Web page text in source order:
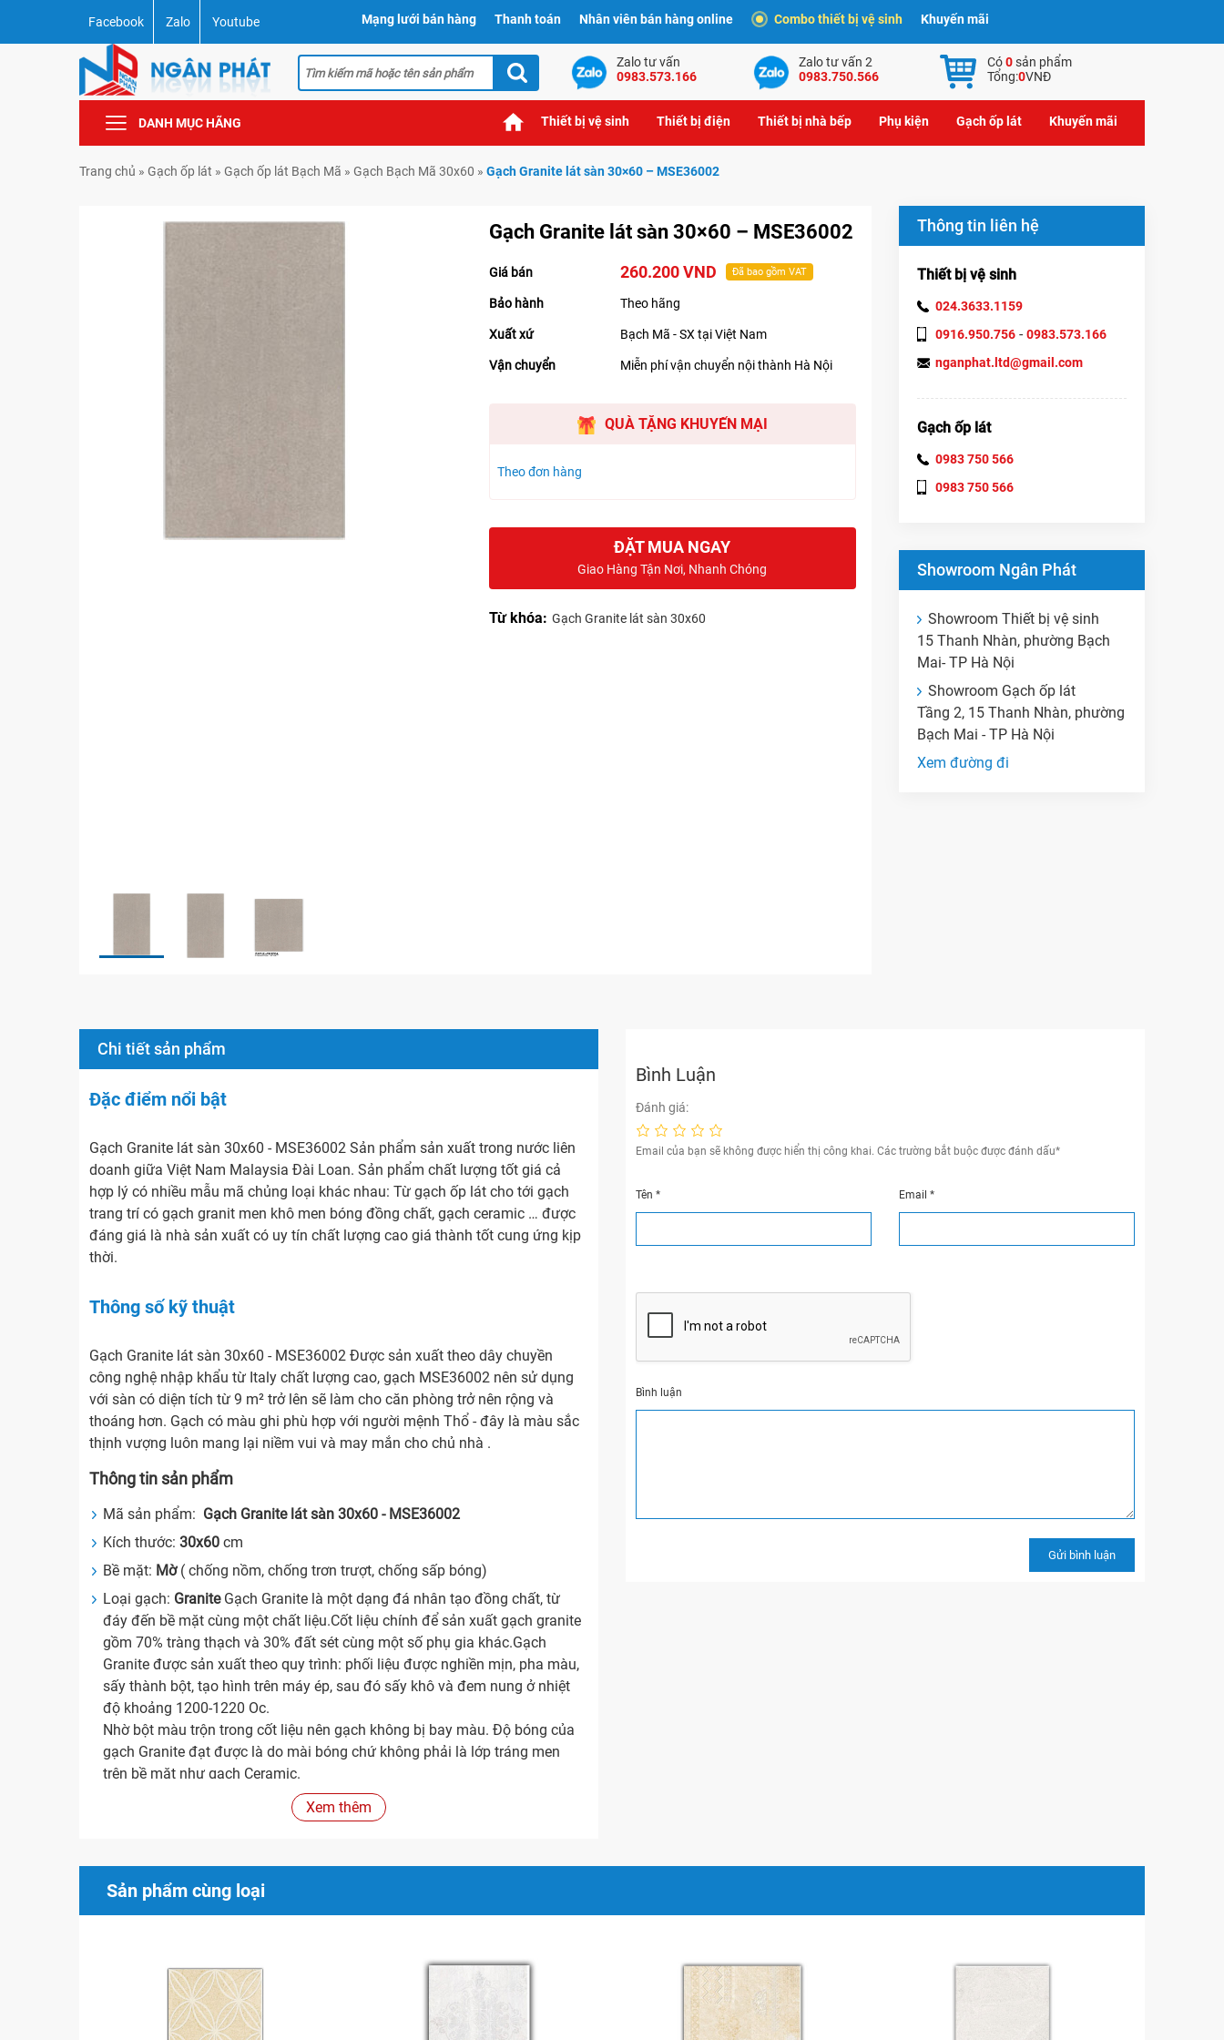
Facebook Zalo Youtube Mạng lưới bán hàng Thanh toán Nhân viên bán hàng online Combo thiết bị vệ sinh Khuyến mãi
Zalo tư vấn
0983.573.166
Zalo tư vấn 2
0983.750.566
Có0sản phẩm
Tổng:0VNĐ
DANH MỤC HÃNG Thiết bị vệ sinh Thiết bị điện Thiết bị nhà bếp Phụ kiện Gạch ốp lát Khuyến mãi
Trang chủ » Gạch ốp lát » Gạch ốp lát Bạch Mã » Gạch Bạch Mã 30x60 » Gạch Granite lát sàn 30×60 – MSE36002
Gạch Granite lát sàn 30×60 – MSE36002
Giá bán 260.200 VND Đã bao gồm VAT
Bảo hành Theo hãng
Xuất xứ Bạch Mã - SX tại Việt Nam
Vận chuyển Miễn phí vận chuyển nội thành Hà Nội
QUÀ TẶNG KHUYẾN MẠI
Theo đơn hàng
ĐẶT MUA NGAY
Giao Hàng Tận Nơi, Nhanh Chóng
Từ khóa: Gạch Granite lát sàn 30x60
Thông tin liên hệ
Thiết bị vệ sinh
024.3633.1159
0916.950.756 - 0983.573.166
nganphat.ltd@gmail.com
Gạch ốp lát
0983 750 566
0983 750 566
Showroom Ngân Phát
Showroom Thiết bị vệ sinh
15 Thanh Nhàn, phường Bạch
Mai- TP Hà Nội
Showroom Gạch ốp lát
Tầng 2, 15 Thanh Nhàn, phường
Bạch Mai - TP Hà Nội
Xem đường đi
Chi tiết sản phẩm
Đặc điểm nổi bật
Gạch Granite lát sàn 30x60 - MSE36002 Sản phẩm sản xuất trong nước liên
doanh giữa Việt Nam Malaysia Đài Loan. Sản phẩm chất lượng tốt giá cả
hợp lý có nhiều mẫu mã chủng loại khác nhau: Từ gạch ốp lát cho tới gạch
trang trí có gạch granit men khô men bóng đồng chất, gạch ceramic … được
đáng giá là nhà sản xuất có uy tín chất lượng cao giá thành tốt cung ứng kịp
thời.
Thông số kỹ thuật
Gạch Granite lát sàn 30x60 - MSE36002 Được sản xuất theo dây chuyền
công nghệ nhập khẩu từ Italy chất lượng cao, gạch MSE36002 nên sử dụng
với sàn có diện tích từ 9 m² trở lên sẽ làm cho căn phòng trở nên rộng và
thoáng hơn. Gạch có màu ghi phù hợp với người mệnh Thổ - đây là màu sắc
thịnh vượng luôn mang lại niềm vui và may mắn cho chủ nhà .
Thông tin sản phẩm
Mã sản phẩm: Gạch Granite lát sàn 30x60 - MSE36002
Kích thước: 30x60 cm
Bề mặt: Mờ ( chống nồm, chống trơn trượt, chống sấp bóng)
Loại gạch: Granite Gạch Granite là một dạng đá nhân tạo đồng chất, từ
đáy đến bề mặt cùng một chất liệu.Cốt liệu chính để sản xuất gạch granite
gồm 70% tràng thạch và 30% đất sét cùng một số phụ gia khác.Gạch
Granite được sản xuất theo quy trình: phối liệu được nghiền mịn, pha màu,
sấy thành bột, tạo hình trên máy ép, sau đó sấy khô và đem nung ở nhiệt
độ khoảng 1200-1220 Oc.
Nhờ bột màu trộn trong cốt liệu nên gạch không bị bay màu. Độ bóng của
gạch Granite đạt được là do mài bóng chứ không phải là lớp tráng men
trên bề mặt như gạch Ceramic.
Gạch được sản xuất đúng quy chuẩn sẽ có độ dày nhất định, độ cứng cao
và độ hút nước rất thấp (nhỏ hơn 0,05%). Do kết cấu nén chặt nên xương
Tính năng
Hãng sản xuất:Bạch Mã –
Công nghệ sản xuất: Ý
Xem thêm
Bình Luận
Đánh giá:
Email của bạn sẽ không được hiển thị công khai. Các trường bắt buộc được đánh dấu*
Tên* Email *
Bình luận
Sản phẩm cùng loại